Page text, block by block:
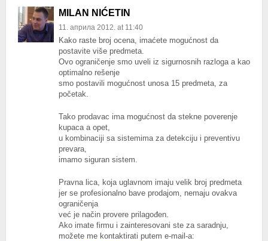
MILAN NIĆETIN
11. априла 2012. at 11:40
Kako raste broj ocena, imaćete mogućnost da
postavite više predmeta.
Ovo ograničenje smo uveli iz sigurnosnih razloga a kao
optimalno rešenje
smo postavili mogućnost unosa 15 predmeta, za
početak.
Tako prodavac ima mogućnost da stekne poverenje
kupaca a opet,
u kombinaciji sa sistemima za detekciju i preventivu
prevara,
imamo siguran sistem.
Pravna lica, koja uglavnom imaju velik broj predmeta
jer se profesionalno bave prodajom, nemaju ovakva
ograničenja
već je način provere prilagođen.
Ako imate firmu i zainteresovani ste za saradnju,
možete me kontaktirati putem e-mail-a: